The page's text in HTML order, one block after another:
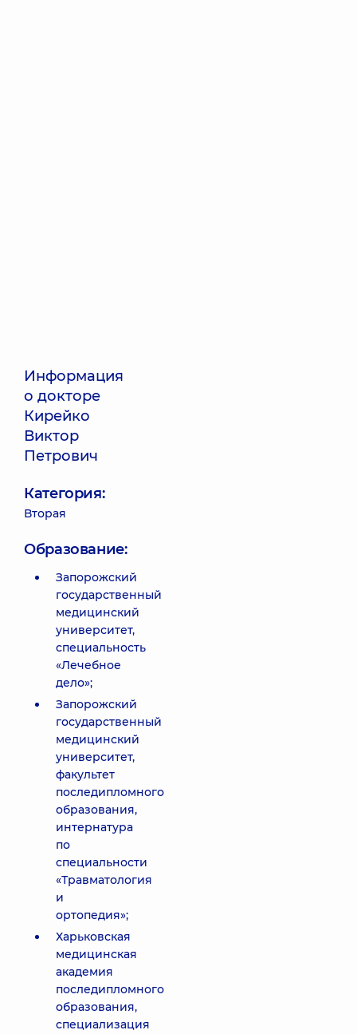
Информация
о докторе
Кирейко
Виктор
Петрович
Категория:
Вторая
Образование:
Запорожский
государственный
медицинский
университет,
специальность
«Лечебное
дело»;
Запорожский
государственный
медицинский
университет,
факультет
последипломного
образования,
интернатура
по
специальности
«Травматология
и
ортопедия»;
Харьковская
медицинская
академия
последипломного
образования,
специализация